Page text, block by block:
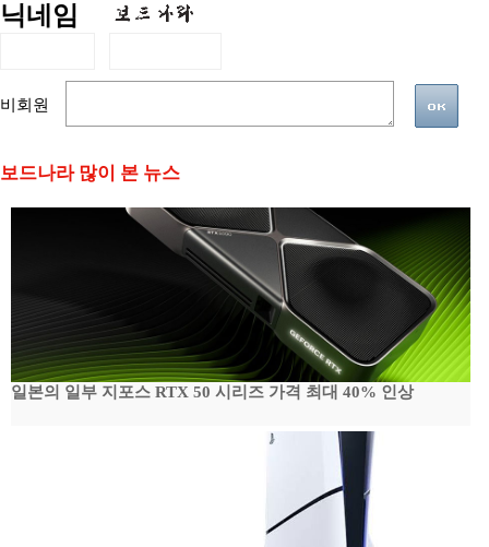
닉네임
비회원
보드나라 많이 본 뉴스
일본의 일부 지포스 RTX 50 시리즈 가격 최대 40% 인상